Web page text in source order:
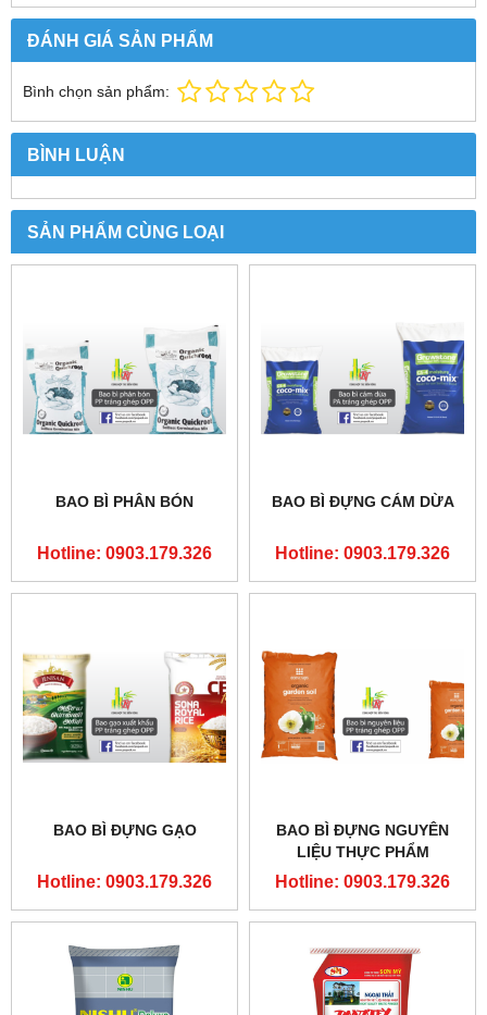
ĐÁNH GIÁ SẢN PHẨM
Bình chọn sản phẩm:
BÌNH LUẬN
SẢN PHẨM CÙNG LOẠI
BAO BÌ PHÂN BÓN
Hotline: 0903.179.326
BAO BÌ ĐỰNG CÁM DỪA
Hotline: 0903.179.326
BAO BÌ ĐỰNG GẠO
Hotline: 0903.179.326
BAO BÌ ĐỰNG NGUYÊN
LIỆU THỰC PHẨM
Hotline: 0903.179.326